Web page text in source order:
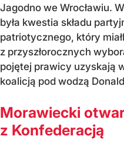
Jagodno we Wrocławiu.
była kwestia składu
patriotycznego, który
z przyszłorocznych
pojętej prawicy uzyskają
koalicją pod wodzą
Morawiecki
z Konfederacją